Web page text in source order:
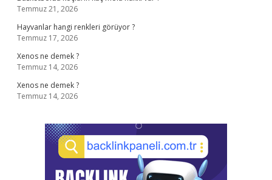
Temmuz 21, 2026
Hayvanlar hangi renkleri görüyor ?
Temmuz 17, 2026
Xenos ne demek ?
Temmuz 14, 2026
Xenos ne demek ?
Temmuz 14, 2026